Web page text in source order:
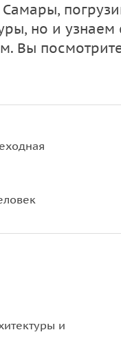
но и узнаем
Вы
и